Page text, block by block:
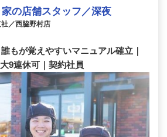
の店舗スタッフ／深夜
／西脇野村店
もが覚えやすいマニュアル確立｜
9連休可｜契約社員